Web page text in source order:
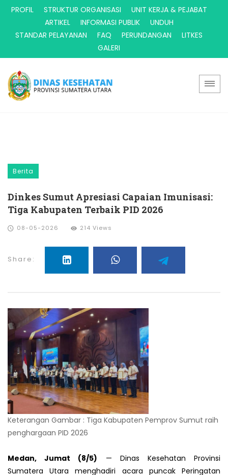
PROFIL STRUKTUR ORGANISASI
UNIT KERJA & PEJABAT
ARTIKEL
INFORMASI PUBLIK
UNDUH
STANDAR PELAYANAN
FAQ PERUNDANGAN
LITKES
GALERI
Berita
Dinkes Sumut Apresiasi Capaian Imunisasi:
Tiga Kabupaten Terbaik PID 2026
08-05-2026 214 Views
Share:
Keterangan Gambar : Tiga Kabupaten Pemprov Sumut raih
penghargaan PID 2026
Medan, Jumat (8/5) — Dinas Kesehatan Provinsi
Sumatera Utara menghadiri acara puncak Peringatan